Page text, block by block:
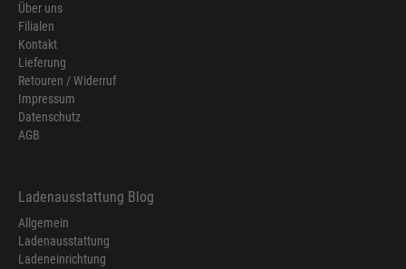
Über uns
Filialen
Kontakt
Lieferung
Retouren / Widerruf
Impressum
Datenschutz
AGB
Ladenausstattung Blog
Allgemein
Ladenausstattung
Ladeneinrichtung